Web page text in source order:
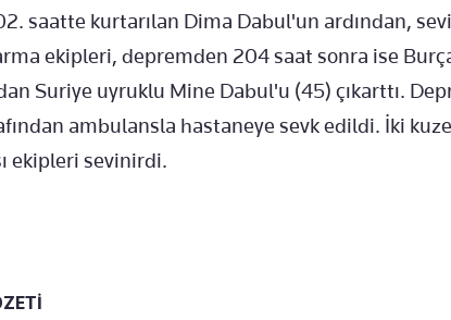
saatte kurtarılan Dima Dabul'un ardından,
ekipleri, depremden 204 saat sonra ise
Suriye uyruklu Mine Dabul'u (45) çıkarttı.
ambulansla hastaneye sevk edildi. İki
ekipleri sevinirdi.